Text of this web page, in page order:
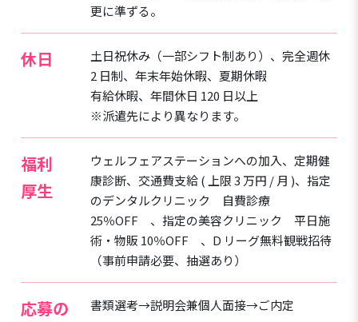
更に準ずる。
休日
土日祝休み（一部シフト制あり）、完全週休
2 日制、年末年始休暇、夏期休暇
有給休暇、年間休日 120 日以上
※派遣先により異なります。
福利
厚生
ウェルフェアステーションへの加入、定期健
康診断、交通費支給 ( 上限 3 万円 / 月 )、指定
のデンタルクリニック 自費診療
25％OFF 、指定の美容クリニック 平日施
術・物販 10％OFF 、D リーグ無料観戦招待
（事前申請必要、抽選あり）
応募の
書類選考→説明会兼個人面接→ご内定